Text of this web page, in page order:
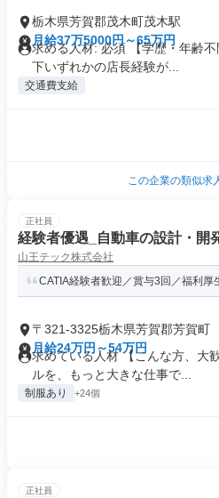
栃木県芳賀郡茂木町茂木駅
月給37万5000円～65万円
求める人材: 必須 【学歴・年齢
下いずれかの店長経験が...
交通費支給
この企業の類似求
正社員
経験者優遇_自動車の設計・開
山王テック株式会社
CATIA経験者歓迎／賞与3回／福利厚
〒321-3325栃木県芳賀郡芳賀町
月給24万円～54万円
求めている人材 【こんな方、大
ルを、もっと大きな仕事で...
制服あり +24個
正社員